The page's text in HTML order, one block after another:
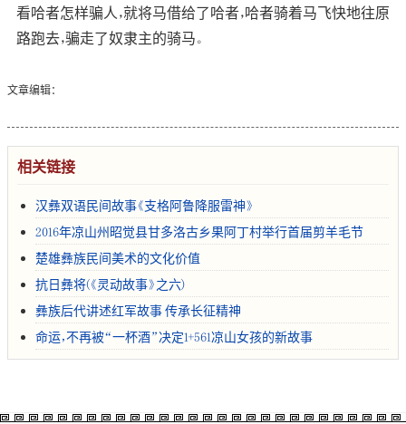
看哈者怎样骗人，就将马借给了哈者，哈者骑着马飞快地往原
路跑去，骗走了奴隶主的骑马。
文章编辑：
相关链接
汉彝双语民间故事《支格阿鲁降服雷神》
2016年凉山州昭觉县甘多洛古乡果阿丁村举行首届剪羊毛节
楚雄彝族民间美术的文化价值
抗日彝将(《灵动故事》之六)
彝族后代讲述红军故事 传承长征精神
命运，不再被“一杯酒”决定1+561凉山女孩的新故事